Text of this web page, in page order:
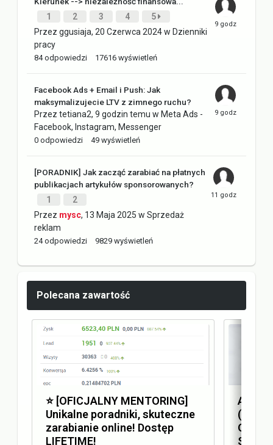
1
2 3 4
5
Przez ggusiaja, 20 Czerwca 2024w Dzienniki
pracy
84 odpowiedzi 17616 wyświetleń
Facebook Ads + Email i Push: Jak
maksymalizujecie LTV z zimnego ruchu?
Przez tetiana2, 9 godzin temu w Meta Ads -
Facebook, Instagram, Messenger
0 odpowiedzi 49 wyświetleń
[PORADNIK] Jak zacząć zarabiać na płatnych
publikacjach artykułów sponsorowanych?
1
2
Przez mysc, 13 Maja 2025 w Sprzedaż
reklam
24 odpowiedzi 9829 wyświetleń
Polecana zawartość
⭐️ [OFICJALNY MENTORING]
Unikalne poradniki, skuteczne
zarabianie online! Dostęp
LIFETIME!
(AEO)
SEO